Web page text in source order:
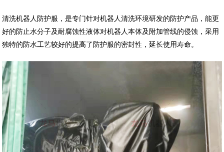
清洗机器人防护服，是专门针对机器人清洗环境研发的防护产品，能更
好的防止水分子及耐腐蚀性液体对机器人本体及附加管线的侵蚀，采用
独特的防水工艺较好的提高了防护服的密封性，延长使用寿命。